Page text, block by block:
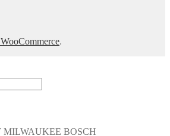
.